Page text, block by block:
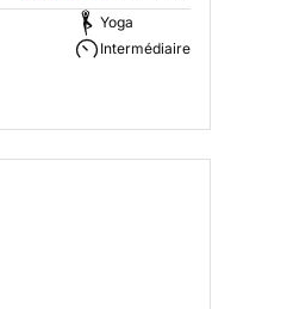
Yoga
Intermédiaire